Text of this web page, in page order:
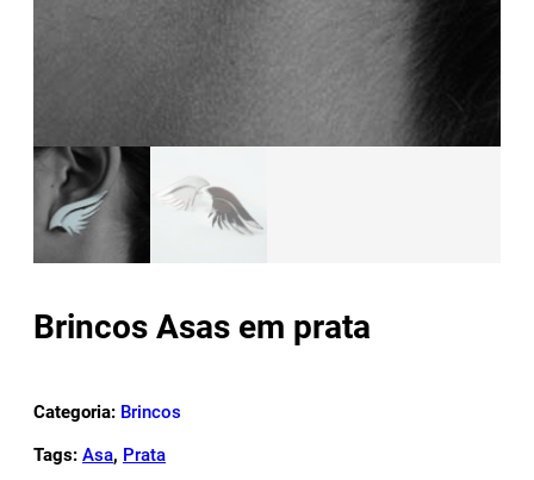
Brincos Asas em prata
Categoria: Brincos
Tags: Asa, Prata